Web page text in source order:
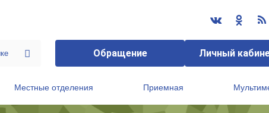
Обращение Личный
Местные отделения Приемная